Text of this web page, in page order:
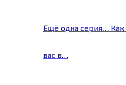
Ещё одна серия…
вас в…